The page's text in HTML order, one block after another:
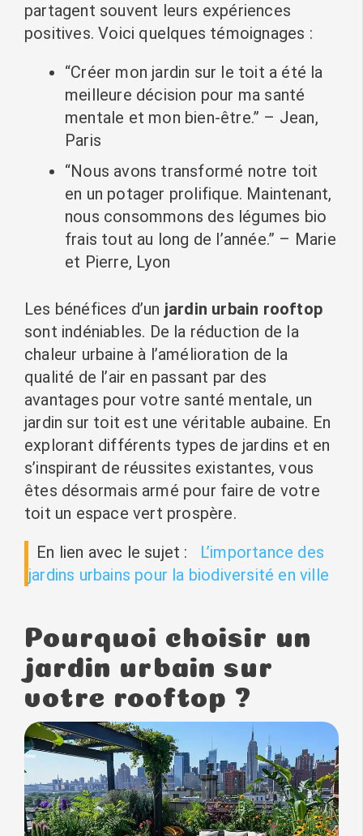
partagent souvent leurs expériences
positives. Voici quelques témoignages :
“Créer mon jardin sur le toit a été la
meilleure décision pour ma santé
mentale et mon bien-être.” – Jean,
Paris
“Nous avons transformé notre toit
en un potager prolifique. Maintenant,
nous consommons des légumes bio
frais tout au long de l’année.” – Marie
et Pierre, Lyon
Les bénéfices d’un jardin urbain rooftop
sont indéniables. De la réduction de la
chaleur urbaine à l’amélioration de la
qualité de l’air en passant par des
avantages pour votre santé mentale, un
jardin sur toit est une véritable aubaine. En
explorant différents types de jardins et en
s’inspirant de réussites existantes, vous
êtes désormais armé pour faire de votre
toit un espace vert prospère.
En lien avec le sujet :
L’importance des
jardins urbains pour la biodiversité en ville
Pourquoi choisir un
jardin urbain sur
votre rooftop ?